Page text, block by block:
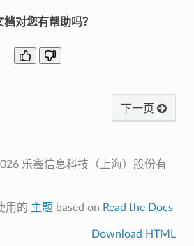
档对您有帮助吗？
下一页
乐鑫信息科技（上海）股份有
用的 主题 based on Read the Docs
Download HTML